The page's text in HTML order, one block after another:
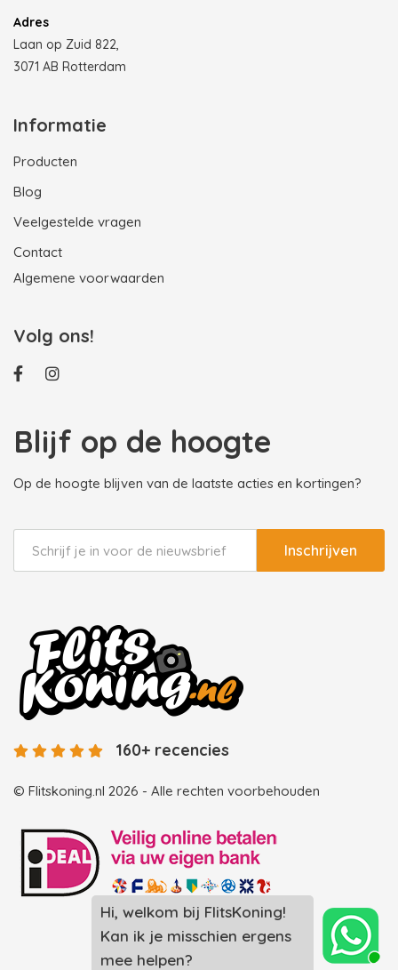
Hi, welkom bij FlitsKoning!
Kan ik je misschien ergens
mee helpen?
Adres
Laan op Zuid 822,
3071 AB Rotterdam
Informatie
Producten
Blog
Veelgestelde vragen
Contact
Algemene voorwaarden
Volg ons!
Blijf op de hoogte
Op de hoogte blijven van de laatste acties en kortingen?
Inschrijven
© Flitskoning.nl 2026 - Alle rechten voorbehouden
160+ recencies
Landingspagina overzicht photobooths
Landingspagina overzicht videobooths
Photobooth huren in Spijkenisse